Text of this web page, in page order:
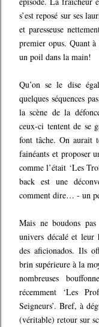
s’est reposé sur ses
et paresseuse
premier opus. Quant
un poil dans la main!
Qu’on se le dise
quelques séquences
la scène de la
ceux-ci tentent de se
font tâche. On aurait
fainéants et proposer
comme l’était ‘Les
back est une
comment dire… - un
Mais ne boudons
univers décalé et leur
des aficionados. Ils
brin supérieure à la
nombreuses
récemment ‘Les
Seigneurs’. Bref, à
(véritable) retour sur